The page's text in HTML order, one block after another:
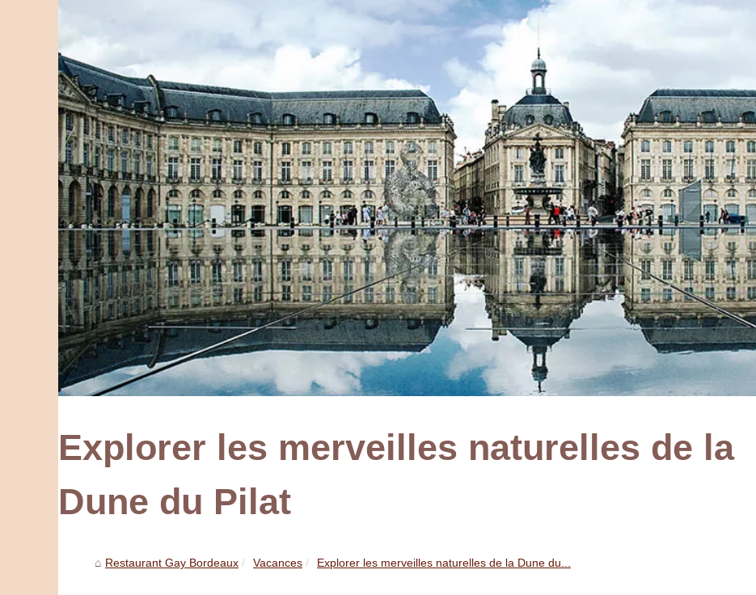
Explorer les merveilles naturelles de la
Dune du Pilat
Restaurant Gay Bordeaux Vacances Explorer les merveilles naturelles de la Dune du...